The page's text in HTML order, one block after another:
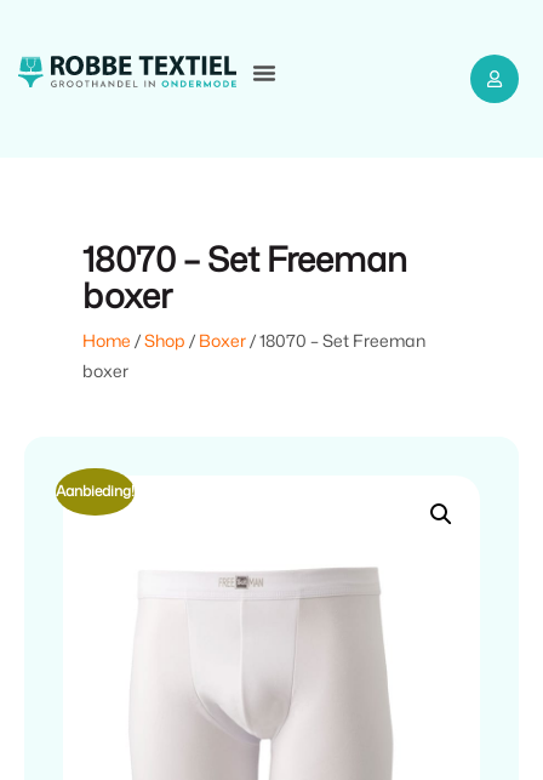
18070 – Set Freeman
boxer
Home /Shop / Boxer/ 18070 – Set Freeman
boxer
Aanbieding!